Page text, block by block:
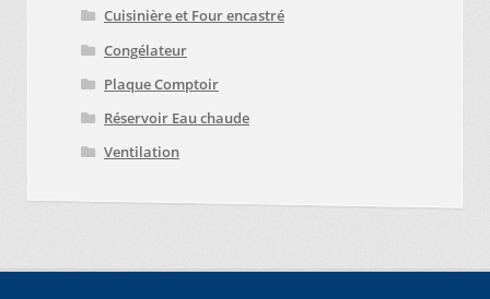
Cuisinière et Four encastré
Congélateur
Plaque Comptoir
Réservoir Eau chaude
Ventilation